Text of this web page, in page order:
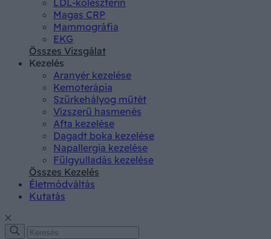
Magas CRP
Mammográfia
EKG
Összes Vizsgálat
Kezelés
Aranyér kezelése
Kemoterápia
Szürkehályog műtét
Vízszerű hasmenés
Afta kezelése
Dagadt boka kezelése
Napallergia kezelése
Fülgyulladás kezelése
Összes Kezelés
Életmódváltás
Kutatás